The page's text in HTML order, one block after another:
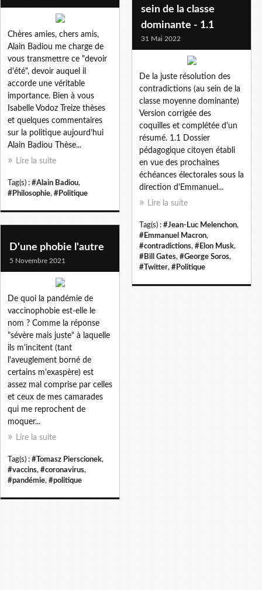
Chères amies, chers amis,
Alain Badiou me charge de
vous transmettre ce "devoir
d'été", devoir auquel il
accorde une véritable
importance. Bien à vous
Isabelle Vodoz Treize thèses
et quelques commentaires
sur la politique aujourd’hui
Alain Badiou Thèse...
Lire la suite
Tag(s) : #Alain Badiou,
#Philosophie, #Politique
sein de la classe
dominante - 1.1
31 Mai 2022
De la juste résolution des
contradictions (au sein de la
classe moyenne dominante)
Version corrigée des
coquilles et complétée d'un
résumé. 1.1 Dossier
pédagogique citoyen établi
en vue des prochaines
échéances électorales sous la
direction d'Emmanuel...
Lire la suite
Tag(s) : #Jean-Luc Melenchon,
#Emmanuel Macron,
#contradictions, #Elon Musk,
#Bill Gates, #George Soros,
#Twitter, #Politique
D'une phobie l'autre
5 Novembre 2021
De quoi la pandémie de
vaccinophobie est-elle le
nom ? Comme la réponse
"sévère mais juste" à laquelle
ils m'incitent (tant
l'aveuglement borné de
certains m'exaspère) est
assez mal comprise par celles
et ceux de mes camarades
qui me reprochent de
moquer...
Lire la suite
Tag(s) : #Tomasz Pierscionek,
#vaccins, #coronavirus,
#pandémie, #politique